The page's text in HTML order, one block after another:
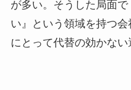
が多い。そうした局面
い』という領域を持つ
にとって代替の効かない